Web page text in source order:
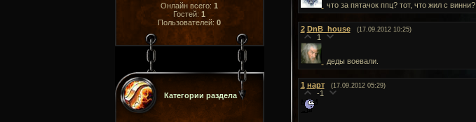
Онлайн всего: 1
Гостей: 1
Пользователей: 0
Категории раздела
что за пятачок ппц? тот, что жил с винни?
2 DnB_house (17.09.2012 10:25)
1
деды воевали.
1 нарт (17.09.2012 05:29)
-1